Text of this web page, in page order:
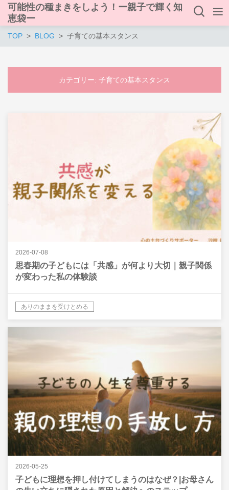
可能性の種まきをしよう！ー親子で輝く知
恵袋ー
TOP BLOG 子育ての基本スタンス
カテゴリー: 子育ての基本スタンス
2026-07-08
思春期の子どもには「共感」が何より大切｜親子関係
が変わった私の体験談
ありのままを受けとめる
2026-05-25
子どもに理想を押し付けてしまうのはなぜ？|お母さん